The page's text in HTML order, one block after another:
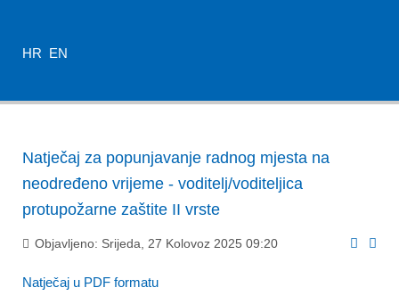
HR EN
Natječaj za popunjavanje radnog mjesta na
neodređeno vrijeme - voditelj/voditeljica
protupožarne zaštite II vrste
Objavljeno: Srijeda, 27 Kolovoz 2025 09:20
Natječaj u PDF formatu